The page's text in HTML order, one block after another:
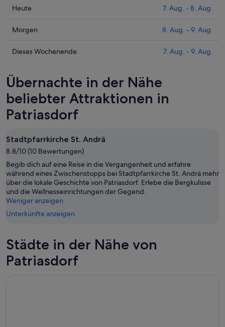
Prüfe
Preise
Patriasdorf
7.
Aug.
-
8.
Heute 7. Aug. - 8. Aug.
Prüfe
Preise
Patriasdorf
morgen
Nacht,
8.
Aug.
9.
Aug.
Morgen 8. Aug. - 9. Aug.
Prüfe
Preise
für
Patriasdorf
dieses
Wochenende,
Aug.
-
9.
Aug.
Dieses Wochenende 7. Aug. - 9. Aug.
Übernachte in der Nähe
beliebter Attraktionen in
Patriasdorf
Stadtpfarrkirche St. Andrä
8.8/10 (10 Bewertungen)
Begib dich auf eine Reise in die Vergangenheit und erfahre
während eines Zwischenstopps bei Stadtpfarrkirche St. Andrä mehr
über die lokale Geschichte von Patriasdorf. Erlebe die Bergkulisse
und die Wellnesseinrichtungen der Gegend.
Weniger anzeigen
Unterkünfte anzeigen
Städte in der Nähe von
Patriasdorf